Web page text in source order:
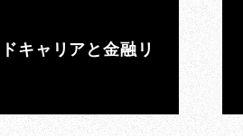
キャリアと金融リ